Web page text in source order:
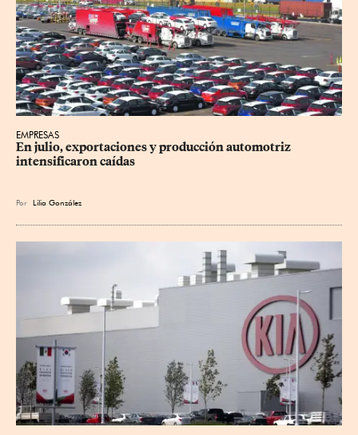
EMPRESAS
En julio, exportaciones y producción automotriz
intensificaron caídas
Por Lilia González